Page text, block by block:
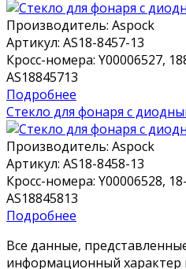
Производитель: Aspock
Артикул: AS18-8457-13
Кросс-номера: Y00006527,
AS18845713
Подробнее
Стекло для фонаря с
Производитель: Aspock
Артикул: AS18-8458-13
Кросс-номера: Y00006528,
AS18845813
Подробнее
Все данные,
информационный характер